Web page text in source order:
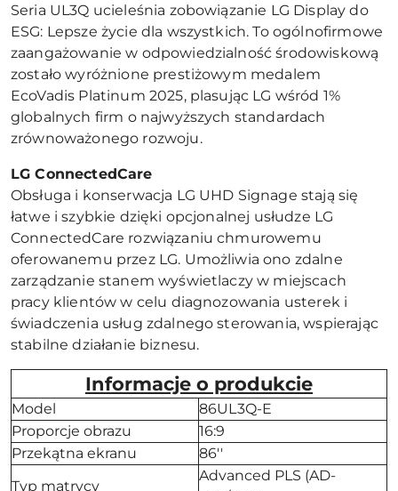
Seria UL3Q ucieleśnia zobowiązanie LG Display do
ESG: Lepsze życie dla wszystkich. To ogólnofirmowe
zaangażowanie w odpowiedzialność środowiskową
zostało wyróżnione prestiżowym medalem
EcoVadis Platinum 2025, plasując LG wśród 1%
globalnych firm o najwyższych standardach
zrównoważonego rozwoju.
LG ConnectedCare
Obsługa i konserwacja LG UHD Signage stają się
łatwe i szybkie dzięki opcjonalnej usłudze LG
ConnectedCare rozwiązaniu chmurowemu
oferowanemu przez LG. Umożliwia ono zdalne
zarządzanie stanem wyświetlaczy w miejscach
pracy klientów w celu diagnozowania usterek i
świadczenia usług zdalnego sterowania, wspierając
stabilne działanie biznesu.
Informacje o produkcie
Model
86UL3Q-E
Proporcje obrazu
16:9
Przekątna ekranu
86''
Typ matrycy
Advanced PLS (AD-